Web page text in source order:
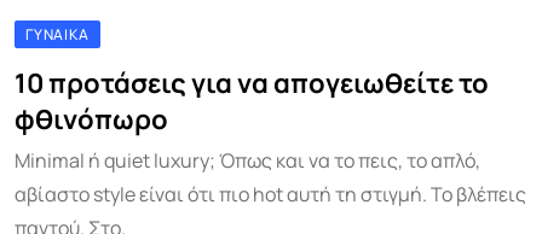
ΓΥΝΑΊΚΑ
10 προτάσεις για να απογειωθείτε το
φθινόπωρο
Minimal ή quiet luxury; Όπως και να το πεις, το απλό,
αβίαστο style είναι ότι πιο hot αυτή τη στιγμή. Το βλέπεις
παντού. Στο.